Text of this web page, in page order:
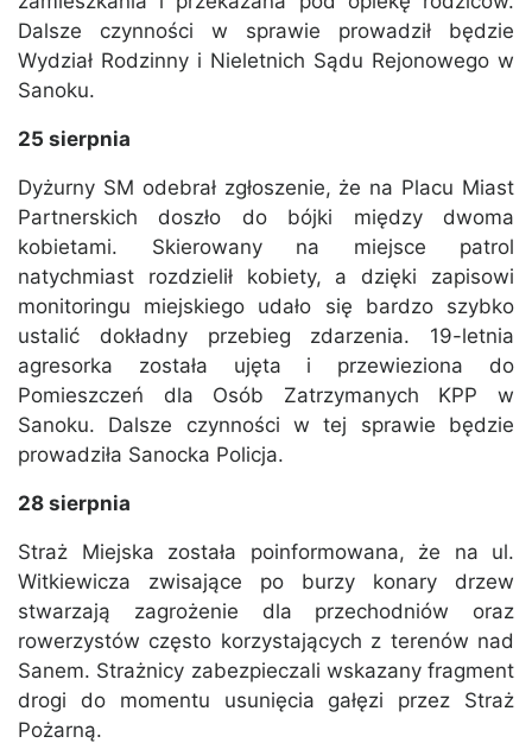
Dalsze czynności w sprawie prowadził będzie
Wydział Rodzinny i Nieletnich Sądu Rejonowego w
Sanoku.
25 sierpnia
Dyżurny SM odebrał zgłoszenie, że na Placu Miast
Partnerskich doszło do bójki między dwoma
kobietami. Skierowany na miejsce patrol
natychmiast rozdzielił kobiety, a dzięki zapisowi
monitoringu miejskiego udało się bardzo szybko
ustalić dokładny przebieg zdarzenia. 19-letnia
agresorka została ujęta i przewieziona do
Pomieszczeń dla Osób Zatrzymanych KPP w
Sanoku. Dalsze czynności w tej sprawie będzie
prowadziła Sanocka Policja.
28 sierpnia
Straż Miejska została poinformowana, że na ul.
Witkiewicza zwisające po burzy konary drzew
stwarzają zagrożenie dla przechodniów oraz
rowerzystów często korzystających z terenów nad
Sanem. Strażnicy zabezpieczali wskazany fragment
drogi do momentu usunięcia gałęzi przez Straż
Pożarną.